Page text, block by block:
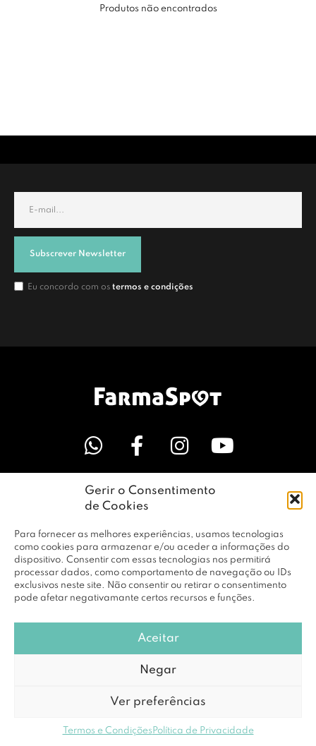
Gerir o Consentimento
de Cookies
Para fornecer as melhores experiências, usamos tecnologias
como cookies para armazenar e/ou aceder a informações do
dispositivo. Consentir com essas tecnologias nos permitirá
processar dados, como comportamento de navegação ou IDs
exclusivos neste site. Não consentir ou retirar o consentimento
pode afetar negativamante certos recursos e funções.
Aceitar
Negar
Ver preferências
Termos e Condições Política de Privacidade
Produtos não encontrados
Subscrever Newsletter
Eu concordo com os termos e condições
LINKS ÚTEIS
EMPRESA
PERFIL
© Copyright 2026 RBF Distribuição Lda. Todos os Direitos